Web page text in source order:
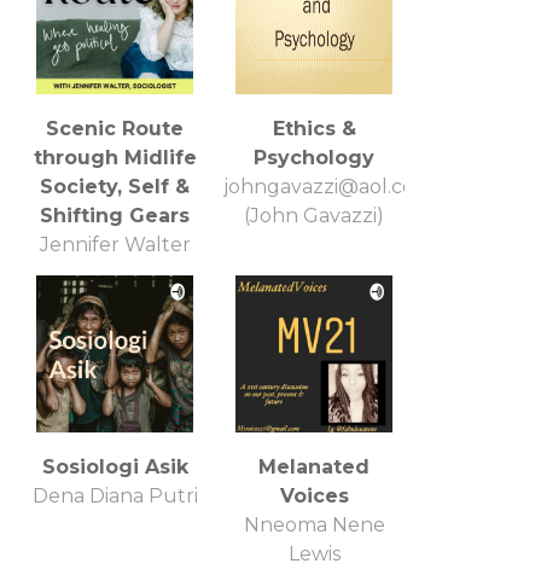
Scenic Route
through Midlife
Society, Self &
Shifting Gears
Jennifer Walter
Ethics &
Psychology
johngavazzi@aol.com
(John Gavazzi)
Sosiologi Asik
Dena Diana Putri
Melanated
Voices
Nneoma Nene
Lewis